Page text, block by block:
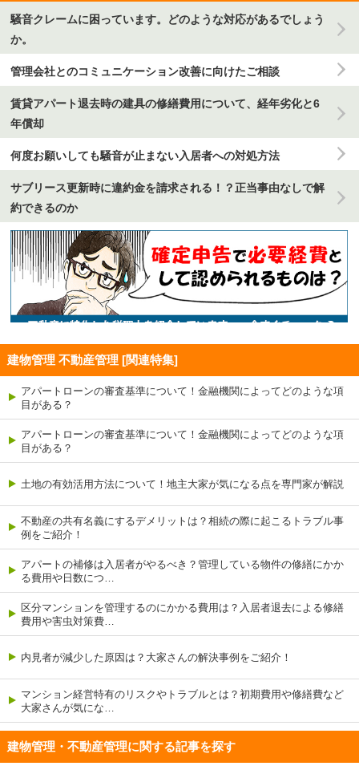
騒音クレームに困っています。どのような対応があるでしょう
か。
管理会社とのコミュニケーション改善に向けたご相談
賃貸アパート退去時の建具の修繕費用について、経年劣化と6
年償却
何度お願いしても騒音が止まない入居者への対処方法
サブリース更新時に違約金を請求される！？正当事由なしで解
約できるのか
建物管理 不動産管理 [関連特集]
アパートローンの審査基準について！金融機関によってどのような項
目がある？
アパートローンの審査基準について！金融機関によってどのような項
目がある？
土地の有効活用方法について！地主大家が気になる点を専門家が解説
不動産の共有名義にするデメリットは？相続の際に起こるトラブル事
例をご紹介！
アパートの補修は入居者がやるべき？管理している物件の修繕にかか
る費用や日数につ…
区分マンションを管理するのにかかる費用は？入居者退去による修繕
費用や害虫対策費…
内見者が減少した原因は？大家さんの解決事例をご紹介！
マンション経営特有のリスクやトラブルとは？初期費用や修繕費など
大家さんが気にな…
建物管理・不動産管理に関する記事を探す